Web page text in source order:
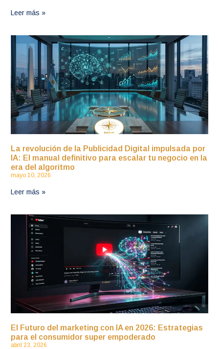
Leer más »
La revolución de la Publicidad Digital impulsada por
IA: El manual definitivo para escalar tu negocio en la
era del algoritmo
mayo 10, 2026
Leer más »
El Futuro del marketing con IA en 2026: Estrategias
para el consumidor super empoderado
abril 23, 2026